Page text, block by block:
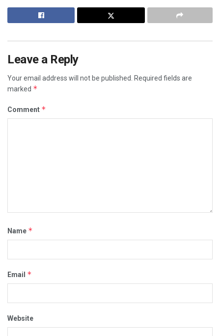
Leave a Reply
Your email address will not be published.
Required fields are
marked *
Comment *
Name *
Email *
Website